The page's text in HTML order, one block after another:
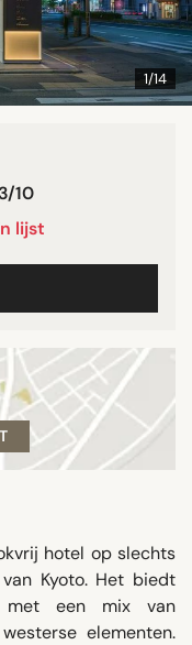
1/14
10
lijst
hotel op slechts
Kyoto. Het biedt
met een mix van
elementen.